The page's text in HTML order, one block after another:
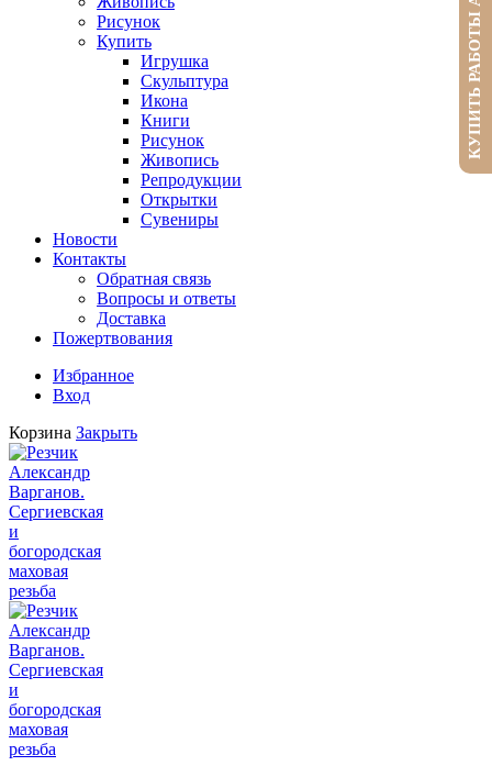
Рисунок
Купить
Игрушка
Скульптура
Икона
Книги
Рисунок
Живопись
Репродукции
Открытки
Сувениры
Новости
Контакты
Обратная связь
Вопросы и ответы
Доставка
Пожертвования
Избранное
Вход
Корзина Закрыть
КУПИТЬ РАБОТЫ АВТОРА